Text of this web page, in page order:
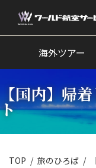
海外ツアー
クルーズツアー
ツアー催行状況
旅のひろば
海外ツアー
【国内】帰
ト
TOP 旅のひろば